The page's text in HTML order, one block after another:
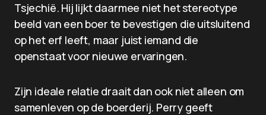
Tsjechië. Hij lijkt daarmee niet het stereotype
beeld van een boer te bevestigen die uitsluitend
op het erf leeft, maar juist iemand die
openstaat voor nieuwe ervaringen.
Zijn ideale relatie draait dan ook niet alleen om
samenleven op de boerderij. Perry geeft